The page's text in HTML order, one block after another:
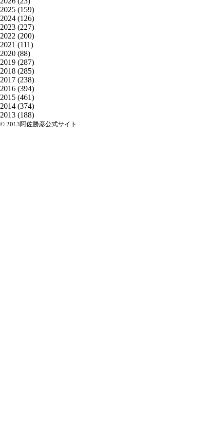
2025 (159)
2024 (126)
2023 (227)
2022 (200)
2021 (111)
2020 (88)
2019 (287)
2018 (285)
2017 (238)
2016 (394)
2015 (461)
2014 (374)
2013 (188)
© 2013阿佐勝彦公式サイト